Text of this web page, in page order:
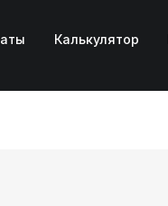
Калькулятор